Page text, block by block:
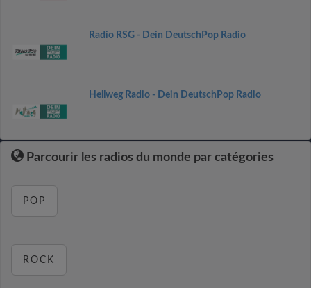
Radio RSG - Dein DeutschPop Radio
Hellweg Radio - Dein DeutschPop Radio
Parcourir les radios du monde par catégories
POP
ROCK